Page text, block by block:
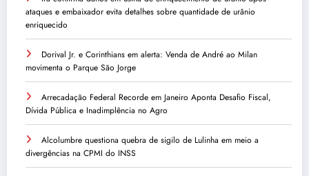
ataques e embaixador evita detalhes sobre quantidade de urânio
enriquecido
Dorival Jr. e Corinthians em alerta: Venda de André ao Milan
movimenta o Parque São Jorge
Arrecadação Federal Recorde em Janeiro Aponta Desafio Fiscal,
Dívida Pública e Inadimplência no Agro
Alcolumbre questiona quebra de sigilo de Lulinha em meio a
divergências na CPMI do INSS